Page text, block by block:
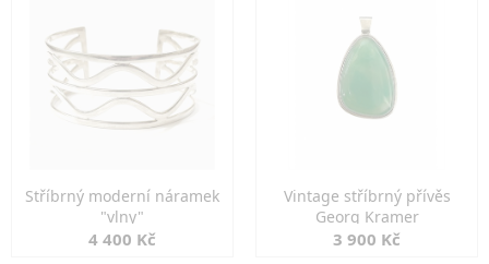
Stříbrný moderní náramek
"vlny"
4 400 Kč
Vintage stříbrný přívěs
Georg Kramer
3 900 Kč